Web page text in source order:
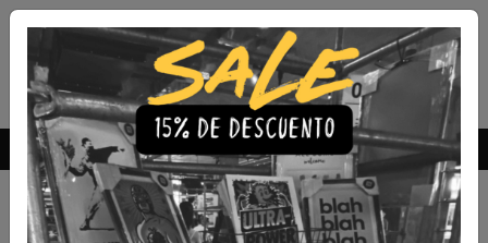
Envío Gratis a todo Chile comprando 3 o más productos